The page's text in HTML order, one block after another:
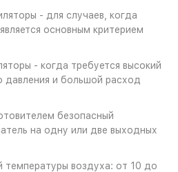
- для случаев, когда
основным критерием
- когда требуется высокий
давления и большой расход
безопасный
на одну или две выходных
температуры воздуха: от 10 до